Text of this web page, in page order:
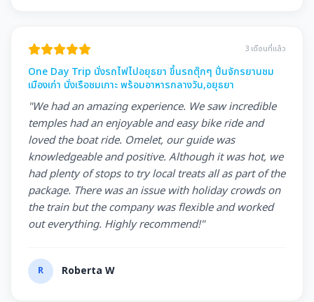
3 เดือนที่แล้ว
One Day Trip นั่งรถไฟไปอยุธยา ขึ้นรถตุ๊กๆ ปั่นจักรยานชม
เมืองเก่า นั่งเรือชมเกาะ พร้อมอาหารกลางวัน,อยุธยา
"We had an amazing experience. We saw incredible
temples had an enjoyable and easy bike ride and
loved the boat ride. Omelet, our guide was
knowledgeable and positive. Although it was hot, we
had plenty of stops to try local treats all as part of the
package. There was an issue with holiday crowds on
the train but the company was flexible and worked
out everything. Highly recommend!"
R Roberta W